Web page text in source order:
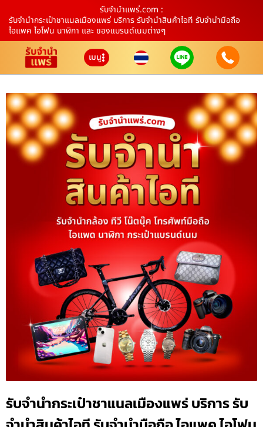
รับจํานําแพร่.com :
รับจำนำกระเป๋าชาแนลเมืองแพร่ บริการ รับจำนำสินค้าไอที รับจำนำมือถือ
ไอแพค ไอโฟน นาฬิกา และ ของแบรนด์เนมต่างๆ
เมนู
รับจำนำกระเป๋าชาแนลเมืองแพร่ บริการ รับ